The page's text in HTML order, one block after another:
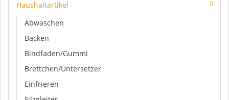
Haushaltartikel
Abwaschen
Backen
Bindfaden/Gummi
Brettchen/Untersetzer
Einfrieren